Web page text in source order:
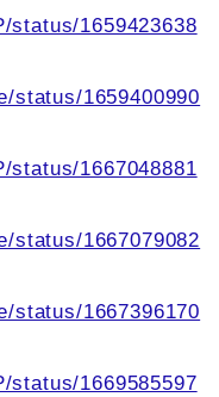
status/1659423638
status/1659400990
status/1667048881
status/1667079082
status/1667396170
status/1669585597